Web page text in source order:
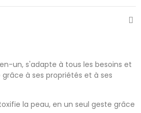
un, s'adapte à tous les besoins et
à ses propriétés et à ses
la peau, en un seul geste grâce